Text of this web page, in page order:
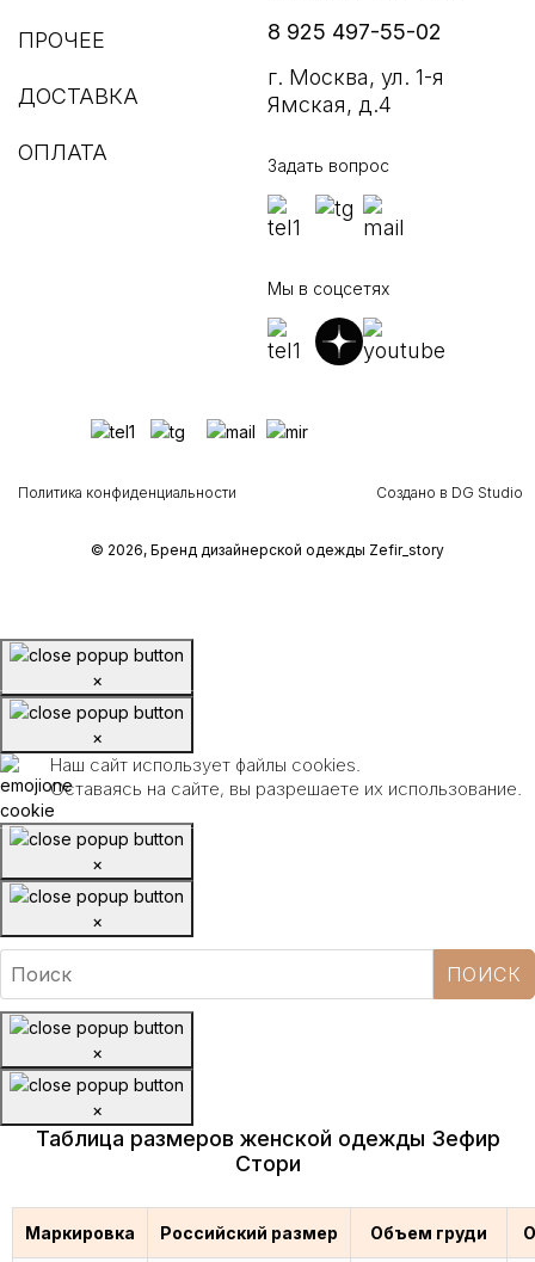
ПРОЧЕЕ
ДОСТАВКА
ОПЛАТА
8 925 497-55-02
г. Москва, ул. 1-я
Ямская, д.4
Задать вопрос
Мы в соцсетях
© 2026, Бренд дизайнерской одежды Zefir_story
Политика конфиденциальности Создано в DG Studio
×
×
Наш сайт использует файлы cookies.
Оставаясь на сайте, вы разрешаете их использование.
×
×
×
×
Таблица размеров женской одежды Зефир
Стори
Маркировка Российский размер Объем груди